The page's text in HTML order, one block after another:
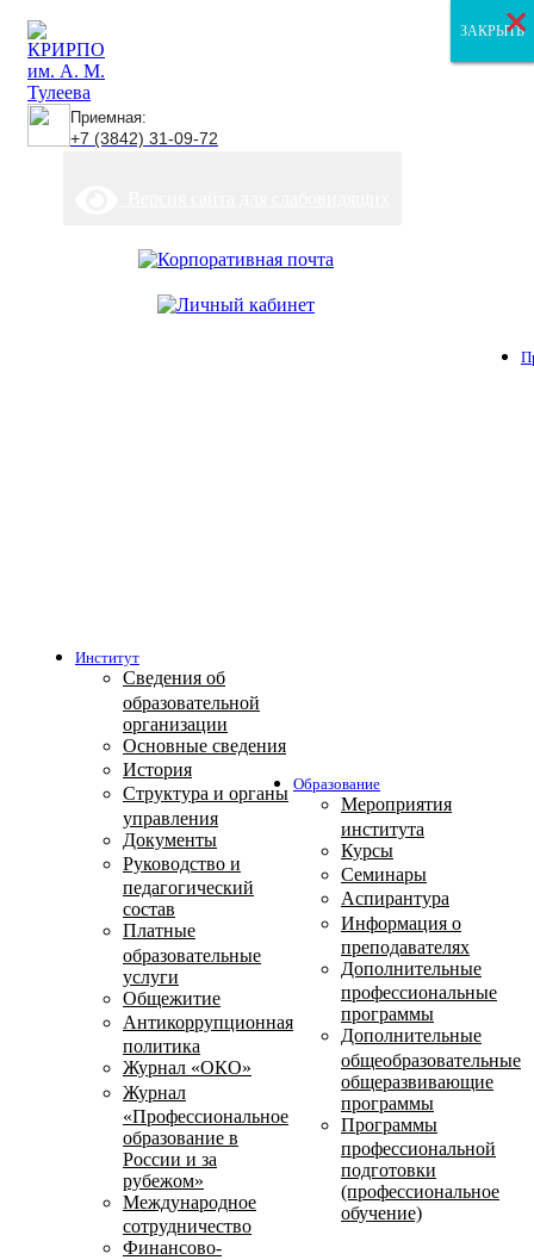
Приемная:
+7 (3842) 31-09-72
Институт
Сведения об
образовательной
организации
Основные сведения
История
Структура и органы
управления
Документы
Руководство и
педагогический
состав
Платные
образовательные
услуги
Общежитие
Антикоррупционная
политика
Журнал «ОКО»
Журнал
«Профессиональное
образование в
России и за
рубежом»
Международное
сотрудничество
Финансово-
Образование
Мероприятия
института
Курсы
Семинары
Аспирантура
Информация о
преподавателях
Дополнительные
профессиональные
программы
Дополнительные
общеобразовательные
общеразвивающие
программы
Программы
профессиональной
подготовки
(профессиональное
обучение)
ЗАКРЫТЬ
ЗАКРЫТЬ
ЗАКРЫТЬ
×
×
×